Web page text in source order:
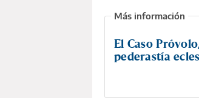
El Caso
pederastía